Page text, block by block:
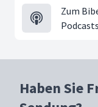
Zum
Podcasts
Haben Sie